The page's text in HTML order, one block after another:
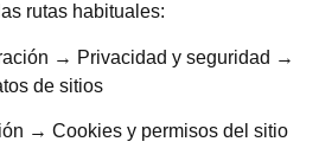
rutas habituales:
→ Privacidad y seguridad →
de sitios
→ Cookies y permisos del sitio